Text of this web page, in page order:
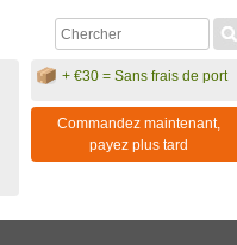
+ €30 = Sans frais de port
Commandez maintenant,
payez plus tard